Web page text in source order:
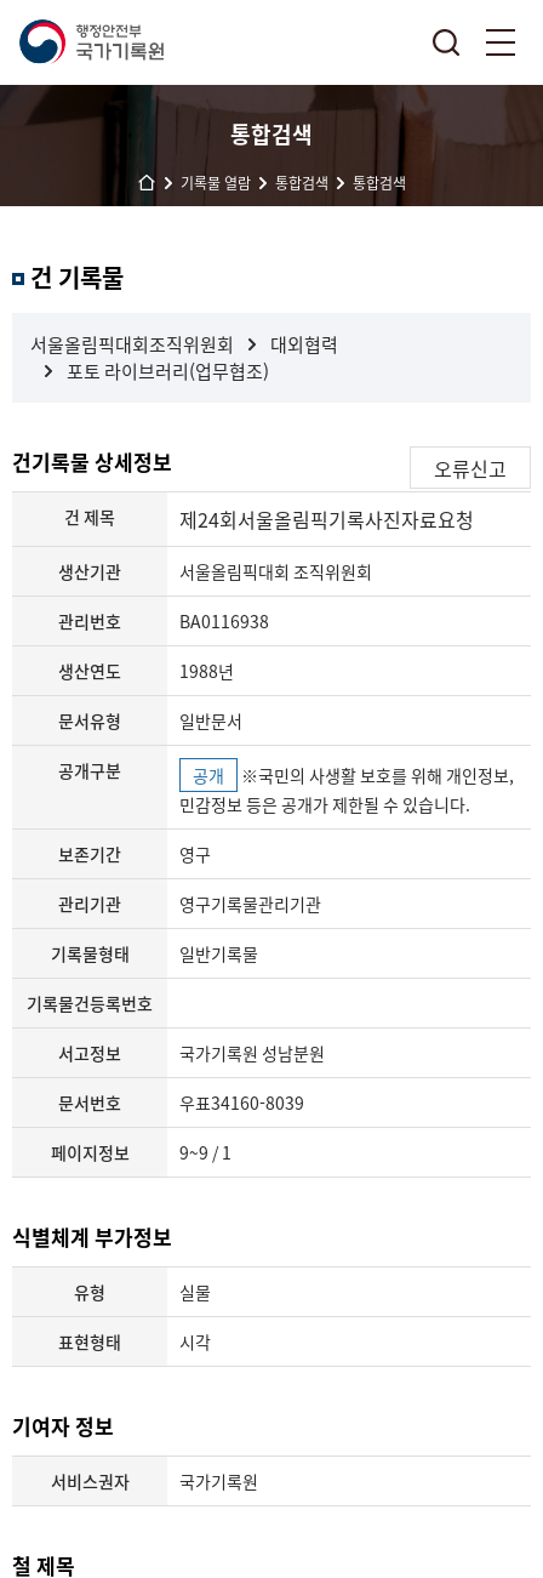
통합검색
기록물 열람 통합검색 통합검색
과 건 기록물
서울올림픽대회조직위원회
대외협력
포토 라이브러리(업무협조)
건기록물 상세정보 오류신고
건 제목 제24회서울올림픽기록사진자료요청
생산기관 서울올림픽대회 조직위원회
관리번호 BA0116938
생산연도 1988년
문서유형 일반문서
공개구분 공개
민감정보 등은 공개가 제한될 수 있습니다.
보존기간 영구
관리기관 영구기록물관리기관
기록물형태 일반기록물
기록물건등록번호
서고정보 국가기록원 성남분원
문서번호 우표34160-8039
페이지정보 9~9 / 1
식별체계 부가정보
유형 실물
표현형태 시각
기여자 정보
서비스권자 국가기록원
철 제목